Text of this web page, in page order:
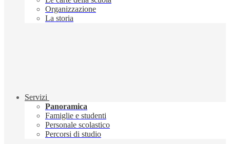
Organizzazione
La storia
Servizi
Panoramica
Famiglie e studenti
Personale scolastico
Percorsi di studio